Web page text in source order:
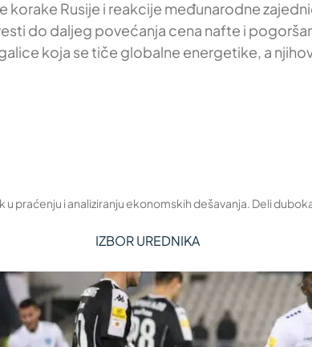
korake Rusije i reakcije međunarodne
do daljeg povećanja cena nafte i
koja se tiče globalne energetike, a
praćenju i analiziranju ekonomskih dešavanja. Deli
IZBOR UREDNIKA